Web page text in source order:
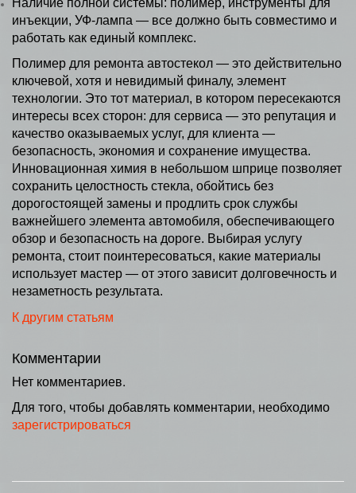
Наличие полной системы: полимер, инструменты для
инъекции, УФ-лампа — все должно быть совместимо и
работать как единый комплекс.
Полимер для ремонта автостекол — это действительно
ключевой, хотя и невидимый финалу, элемент
технологии. Это тот материал, в котором пересекаются
интересы всех сторон: для сервиса — это репутация и
качество оказываемых услуг, для клиента —
безопасность, экономия и сохранение имущества.
Инновационная химия в небольшом шприце позволяет
сохранить целостность стекла, обойтись без
дорогостоящей замены и продлить срок службы
важнейшего элемента автомобиля, обеспечивающего
обзор и безопасность на дороге. Выбирая услугу
ремонта, стоит поинтересоваться, какие материалы
использует мастер — от этого зависит долговечность и
незаметность результата.
К другим статьям
Комментарии
Нет комментариев.
Для того, чтобы добавлять комментарии, необходимо
зарегистрироваться